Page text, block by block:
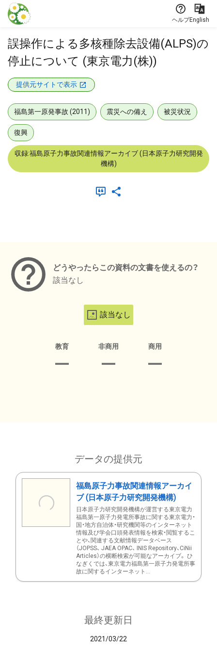
本文に飛ぶ
ヘルプEnglish
誤操作による多核種除去設備(ALPS)の
停止について (東京電力(株))
提供元サイトで表示
福島第一原発事故 (2011) 震災への備え 被災状況
復興
収録:福島原子力事故関連情報アーカイブ (日本原子力研究開発
機構)
どうやったらこの資料の文書を使えるの？
該当なし
該当なし
教育 非商用 商用
データの提供元
福島原子力事故関連情報アーカイ
ブ (日本原子力研究開発機構)
日本原子力研究開発機構が運営する東京電力
福島第一原子力発電所事故に関する東京電力・
国・地方自治体・研究機関等のインターネット
情報及び学会口頭発表情報を検索・閲覧するこ
とや、関連する文献情報データベース
（JOPSS、 JAEA OPAC、 INIS Repository、CiNii
Articles）の横断検索が可能なアーカイブ。 ひ
なぎくでは、東京電力福島第一原子力発電所事
故に関するインターネット...
最終更新日
2021/03/22